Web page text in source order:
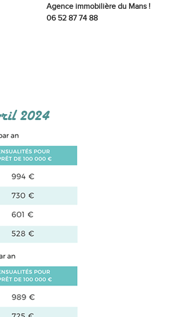
Agence immobilière du Mans !
06 52 87 74 88